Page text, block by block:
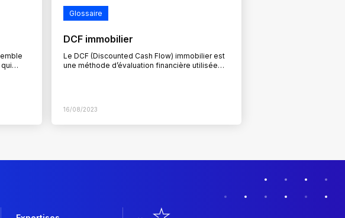
Glossaire
DCF immobilier
Le DCF (Discounted Cash Flow) immobilier est
une méthode d’évaluation financière utilisée
16/08/2023